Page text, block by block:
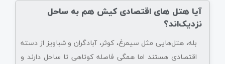
آیا هتل های اقتصادی کیش هم به ساحل
نزدیک‌اند؟
بله، هتل‌هایی مثل سیمرغ، کوثر، آبادگران و شباویز از دسته
اقتصادی هستند اما همگی فاصله کوتاهی تا ساحل دارند و